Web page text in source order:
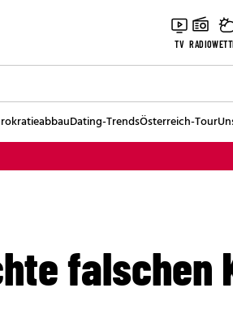
TV RADIO
Dating-TrendsÖsterreich-Tour
falschen